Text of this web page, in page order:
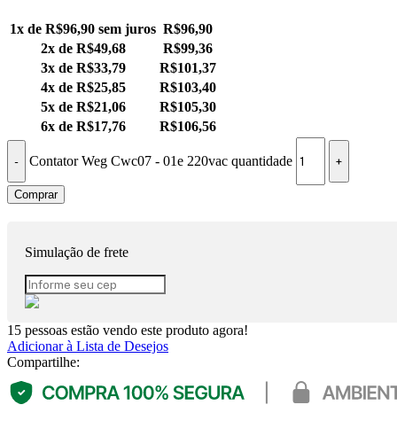
1x de R$96,90 sem juros R$96,90
2x de R$49,68 R$99,36
3x de R$33,79 R$101,37
4x de R$25,85 R$103,40
5x de R$21,06 R$105,30
6x de R$17,76 R$106,56
Contator Weg Cwc07 - 01e 220vac quantidade
Comprar
Simulação de frete
15 pessoas estão vendo este produto agora!
Adicionar à Lista de Desejos
Compartilhe: